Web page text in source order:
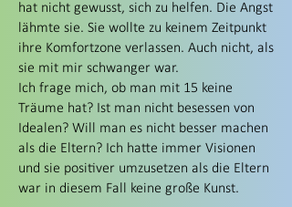
hat nicht gewusst, sich zu helfen. Die Angst
lähmte sie. Sie wollte zu keinem Zeitpunkt
ihre Komfortzone verlassen. Auch nicht, als
sie mit mir schwanger war.
Ich frage mich, ob man mit 15 keine
Träume hat? Ist man nicht besessen von
Idealen? Will man es nicht besser machen
als die Eltern? Ich hatte immer Visionen
und sie positiver umzusetzen als die Eltern
war in diesem Fall keine große Kunst.